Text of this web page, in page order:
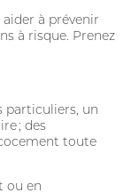
aider à prévenir
à risque. Prenez
particuliers, un
; des
toute
ou en